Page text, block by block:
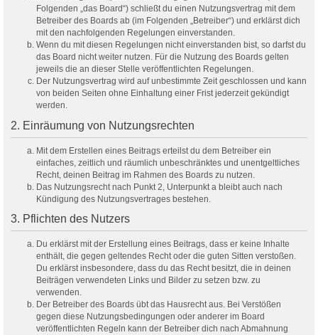
Folgenden „das Board“) schließt du einen Nutzungsvertrag mit dem
Betreiber des Boards ab (im Folgenden „Betreiber“) und erklärst dich
mit den nachfolgenden Regelungen einverstanden.
Wenn du mit diesen Regelungen nicht einverstanden bist, so darfst du
das Board nicht weiter nutzen. Für die Nutzung des Boards gelten
jeweils die an dieser Stelle veröffentlichten Regelungen.
Der Nutzungsvertrag wird auf unbestimmte Zeit geschlossen und kann
von beiden Seiten ohne Einhaltung einer Frist jederzeit gekündigt
werden.
2. Einräumung von Nutzungsrechten
Mit dem Erstellen eines Beitrags erteilst du dem Betreiber ein
einfaches, zeitlich und räumlich unbeschränktes und unentgeltliches
Recht, deinen Beitrag im Rahmen des Boards zu nutzen.
Das Nutzungsrecht nach Punkt 2, Unterpunkt a bleibt auch nach
Kündigung des Nutzungsvertrages bestehen.
3. Pflichten des Nutzers
Du erklärst mit der Erstellung eines Beitrags, dass er keine Inhalte
enthält, die gegen geltendes Recht oder die guten Sitten verstoßen.
Du erklärst insbesondere, dass du das Recht besitzt, die in deinen
Beiträgen verwendeten Links und Bilder zu setzen bzw. zu
verwenden.
Der Betreiber des Boards übt das Hausrecht aus. Bei Verstößen
gegen diese Nutzungsbedingungen oder anderer im Board
veröffentlichten Regeln kann der Betreiber dich nach Abmahnung